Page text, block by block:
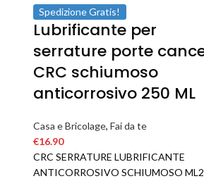
Spedizione Gratis!
Lubrificante per
serrature porte
CRC schiumoso
anticorrosivo 250 ML
Casa e Bricolage, Fai da te
€16.90
CRC SERRATURE LUBRIFICANTE
ANTICORROSIVO SCHIUMOSO